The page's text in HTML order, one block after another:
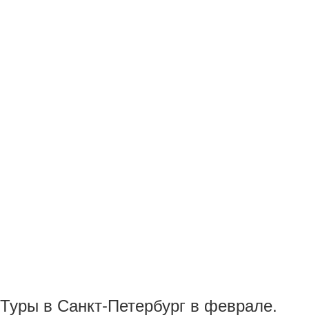
Туры в Санкт-Петербург в феврале.